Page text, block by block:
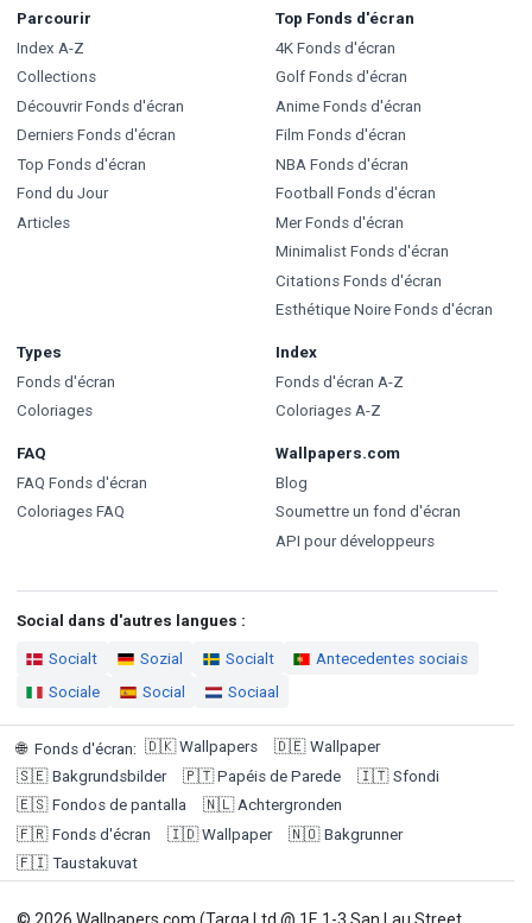
Parcourir
Index A-Z
Collections
Découvrir Fonds d'écran
Derniers Fonds d'écran
Top Fonds d'écran
Fond du Jour
Articles
Top Fonds d'écran
4K Fonds d'écran
Golf Fonds d'écran
Anime Fonds d'écran
Film Fonds d'écran
NBA Fonds d'écran
Football Fonds d'écran
Mer Fonds d'écran
Minimalist Fonds d'écran
Citations Fonds d'écran
Esthétique Noire Fonds d'écran
Types
Fonds d'écran
Coloriages
Index
Fonds d'écran A-Z
Coloriages A-Z
FAQ
FAQ Fonds d'écran
Coloriages FAQ
Wallpapers.com
Blog
Soumettre un fond d'écran
API pour développeurs
Social dans d'autres langues :
Socialt Sozial Socialt
Antecedentes sociais
Sociale
Social Sociaal
🌐 Fonds d'écran: 🇩🇰 Wallpapers 🇩🇪 Wallpaper
🇸🇪 Bakgrundsbilder 🇵🇹 Papéis de Parede 🇮🇹 Sfondi
🇪🇸 Fondos de pantalla 🇳🇱 Achtergronden
🇫🇷 Fonds d'écran 🇮🇩 Wallpaper 🇳🇴 Bakgrunner
🇫🇮 Taustakuvat
© 2026 Wallpapers.com (Targa Ltd @ 1F, 1-3 San Lau Street,